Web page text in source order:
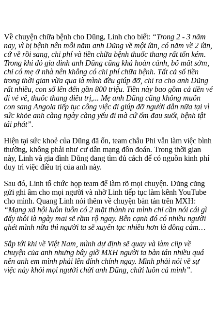
Về chuyện chữa bệnh cho Dũng, Linh cho biết: “Trong 2 - 3 năm
nay, vì bị bệnh nên mỗi năm anh Dũng về một lần, có năm về 2 lần,
cứ về rồi sang, chi phí và tiền chữa bệnh thuốc thang rất tốn kém.
Trong khi đó gia đình anh Dũng cũng khá hoàn cảnh, bố mất sớm,
chỉ có mẹ ở nhà nên không có chi phí chữa bệnh. Tất cả số tiền
trong thời gian vừa qua là mình đều giúp đỡ, chi ra cho anh Dũng
rất nhiều, con số lên đến gần 800 triệu. Tiền này bao gồm cả tiền vé
đi vé về, thuốc thang điều trị,... Mẹ anh Dũng cũng không muốn
con sang Angola tiếp tục công việc đi giúp đỡ người dân nữa tại vì
sức khỏe anh càng ngày càng yếu đi mà cứ ốm đau suốt, bệnh tật
tái phát”.
Hiện tại sức khoẻ của Dũng đã ổn, team châu Phi vẫn làm việc bình
thường, không phải như cư dân mạng đồn đoán. Trong thời gian
này, Linh và gia đình Dũng đang tìm đủ cách để có nguồn kinh phí
duy trì việc điều trị của anh này.
Sau đó, Linh tổ chức họp team để làm rõ mọi chuyện. Dũng cũng
gửi ghi âm cho mọi người và nhờ Linh tiếp tục làm kênh YouTube
cho mình. Quang Linh nói thêm về chuyện bàn tán trên MXH:
“Mạng xã hội luôn luôn có 2 mặt thành ra mình chỉ cần nói cái gì
đấy thôi là ngày mai sẽ rầm rộ ngay. Bên cạnh đó có nhiều người
ghét mình nữa thì người ta sẽ xuyên tạc nhiều hơn là đồng cảm…
Sắp tới khi về Việt Nam, mình dự định sẽ quay và làm clip về
chuyện của anh nhưng bây giờ MXH người ta bàn tán nhiều quá
nên anh em mình phải lên đính chính ngay. Mình phải nói về sự
việc này khỏi mọi người chửi anh Dũng, chửi luôn cả mình”.